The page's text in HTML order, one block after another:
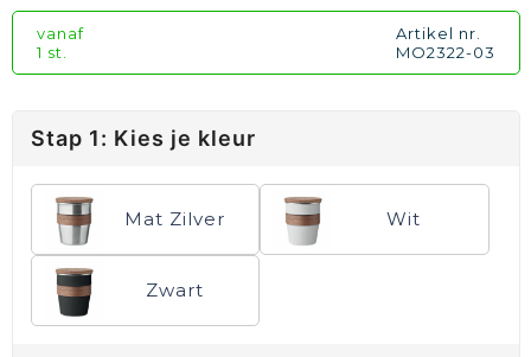
vanaf
1 st.
Artikel nr.
MO2322-03
Stap 1: Kies je kleur
Mat Zilver Wit
Zwart